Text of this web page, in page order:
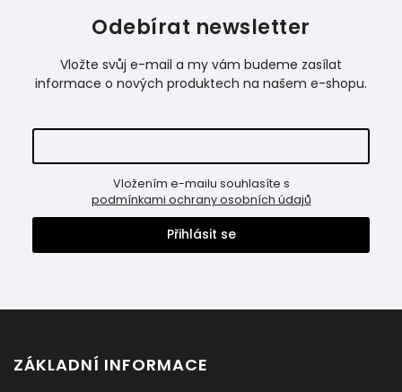
Odebírat newsletter
Vložte svůj e-mail a my vám budeme zasílat
informace o nových produktech na našem e-shopu.
podmínkami ochrany osobních údajů
Přihlásit se
ZÁKLADNÍ INFORMACE